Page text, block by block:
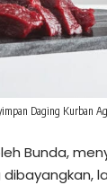
Daging Kurban
Bunda,